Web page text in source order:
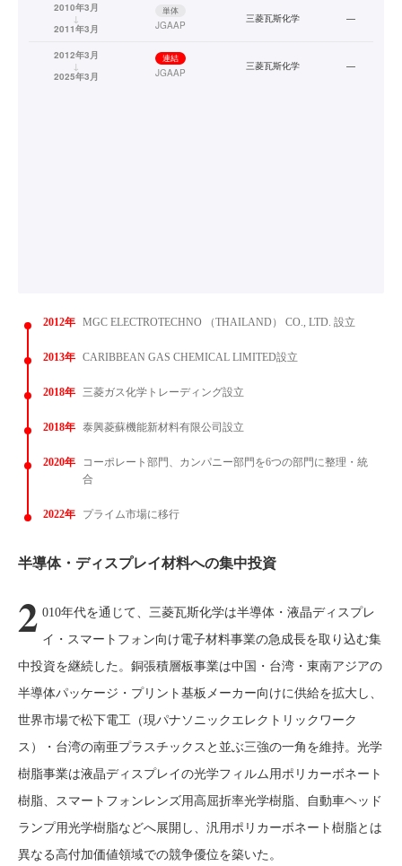
2010年3月
↓
2011年3月
単体
JGAAP
三菱瓦斯化学 —
2012年3月
↓
2025年3月
連結
JGAAP
三菱瓦斯化学 —
2012年 MGC ELECTROTECHNO （THAILAND） CO., LTD. 設立
2013年 CARIBBEAN GAS CHEMICAL LIMITED設立
2018年 三菱ガス化学トレーディング設立
2018年 泰興菱蘇機能新材料有限公司設立
2020年
コーポレート部門、カンパニー部門を6つの部門に整理・統
合
2022年 プライム市場に移行
半導体・ディスプレイ材料への集中投資
2 010年代を通じて、三菱瓦斯化学は半導体・液晶ディスプレ
イ・スマートフォン向け電子材料事業の急成長を取り込む集
中投資を継続した。銅張積層板事業は中国・台湾・東南アジアの
半導体パッケージ・プリント基板メーカー向けに供給を拡大し、
世界市場で松下電工（現パナソニックエレクトリックワーク
ス）・台湾の南亜プラスチックスと並ぶ三強の一角を維持。光学
樹脂事業は液晶ディスプレイの光学フィルム用ポリカーボネート
樹脂、スマートフォンレンズ用高屈折率光学樹脂、自動車ヘッド
ランプ用光学樹脂などへ展開し、汎用ポリカーボネート樹脂とは
異なる高付加価値領域での競争優位を築いた。